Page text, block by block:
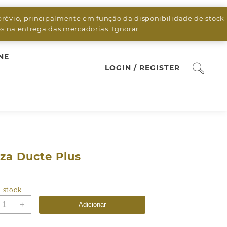
principalmente em função da disponibilidade de stock
na entrega das mercadorias. Ignorar
LOGIN / REGISTER
Ducte Plus
stock
+ Adicionar